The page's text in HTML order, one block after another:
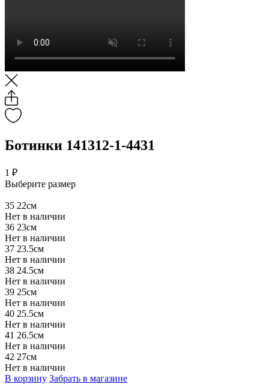
Ботинки 141312-1-4431
1 ₽
Выберите размер
35 22см
Нет в наличии
36 23см
Нет в наличии
37 23.5см
Нет в наличии
38 24.5см
Нет в наличии
39 25см
Нет в наличии
40 25.5см
Нет в наличии
41 26.5см
Нет в наличии
42 27см
Нет в наличии
В корзину Забрать в магазине